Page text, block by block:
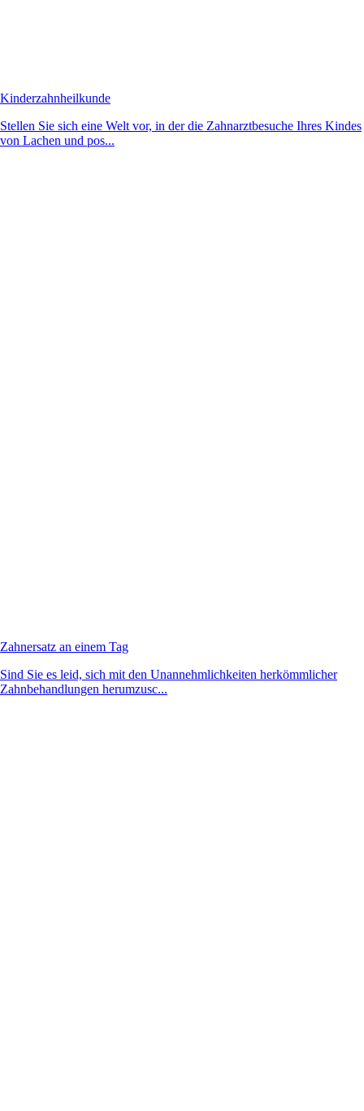
Kinderzahnheilkunde
Stellen Sie sich eine Welt vor, in der die Zahnarztbesuche Ihres Kindes
von Lachen und pos...
Zahnersatz an einem Tag
Sind Sie es leid, sich mit den Unannehmlichkeiten herkömmlicher
Zahnbehandlungen herumzusc...